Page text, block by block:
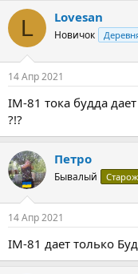
к
и
L Lovesan
Новичок
14 Апр 2021
IM-81 тока будда
?!?
Петро
Бывалый
14 Апр 2021
IM-81 дает только